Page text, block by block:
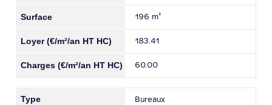
196 m²
183.41
60.00
Bureaux